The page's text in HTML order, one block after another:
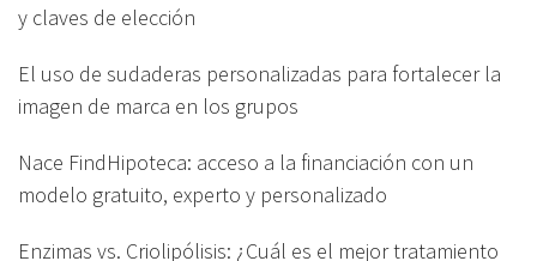
y claves de elección
El uso de sudaderas personalizadas para fortalecer la
imagen de marca en los grupos
Nace FindHipoteca: acceso a la financiación con un
modelo gratuito, experto y personalizado
Enzimas vs. Criolipólisis: ¿Cuál es el mejor tratamiento